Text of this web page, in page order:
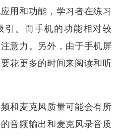
用和功能，学习者在练习
引。而手机的功能相对较
意力。另外，由于手机屏
花更多的时间来阅读和听
和麦克风质量可能会有所
音频输出和麦克风录音质